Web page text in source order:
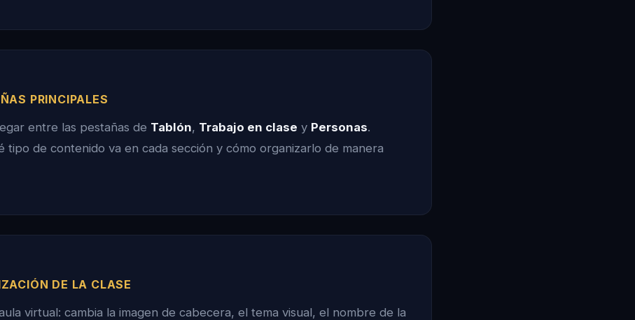
PRINCIPALES
entre las pestañas de Tablón, Trabajo en clase y Personas.
tipo de contenido va en cada sección y cómo organizarlo de manera
DE LA CLASE
virtual: cambia la imagen de cabecera, el tema visual, el nombre de la